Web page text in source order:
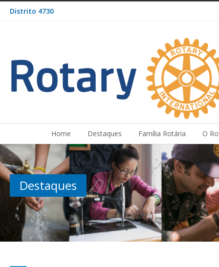
Distrito 4730
Home Destaques Família Rotária O
Destaques